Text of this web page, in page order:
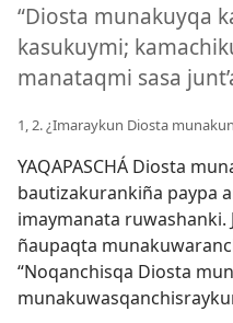
“Diosta munakuyqa
kasukuymi;
manataqmi sasa
1, 2. ¿Imaraykun Diosta
YAQAPASCHÁ Diosta
bautizakurankiña paypa
imaymanata ruwashanki.
ñaupaqta
“Noqanchisqa Diosta